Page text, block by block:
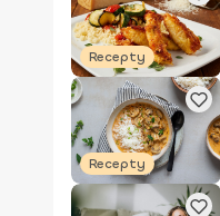
Recepty
Recepty